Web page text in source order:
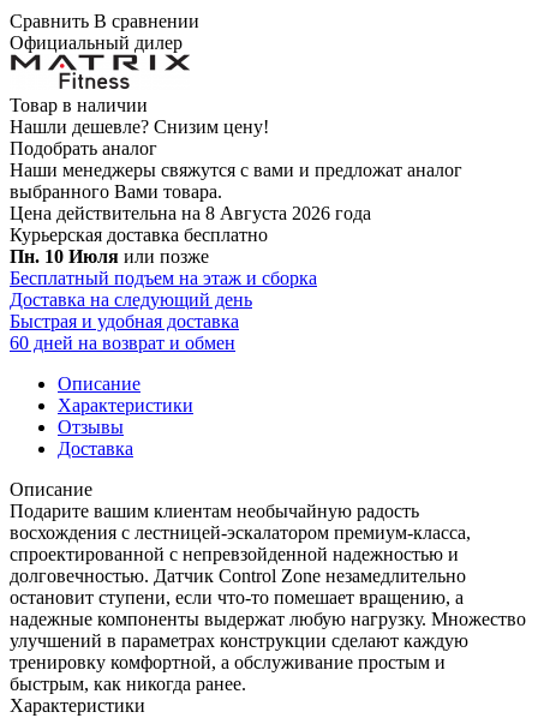
Сравнить В сравнении
Официальный дилер
Товар в наличии
Нашли дешевле? Снизим цену!
Подобрать аналог
Наши менеджеры свяжутся с вами и предложат аналог
выбранного Вами товара.
Цена действительна на 8 Августа 2026 года
Курьерская доставка бесплатно
Пн. 10 Июля или позже
Бесплатный подъем на этаж и сборка
Доставка на следующий день
Быстрая и удобная доставка
60 дней на возврат и обмен
Описание
Характеристики
Отзывы
Доставка
Описание
Подарите вашим клиентам необычайную радость
восхождения с лестницей-эскалатором премиум-класса,
спроектированной с непревзойденной надежностью и
долговечностью. Датчик Control Zone незамедлительно
остановит ступени, если что-то помешает вращению, а
надежные компоненты выдержат любую нагрузку. Множество
улучшений в параметрах конструкции сделают каждую
тренировку комфортной, а обслуживание простым и
быстрым, как никогда ранее.
Характеристики